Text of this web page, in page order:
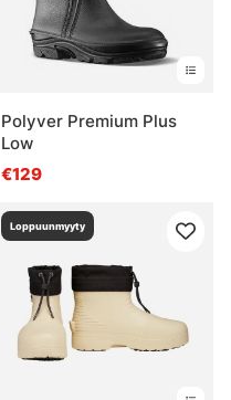
Polyver Premium Plus
Low
€129
Loppuunmyyty